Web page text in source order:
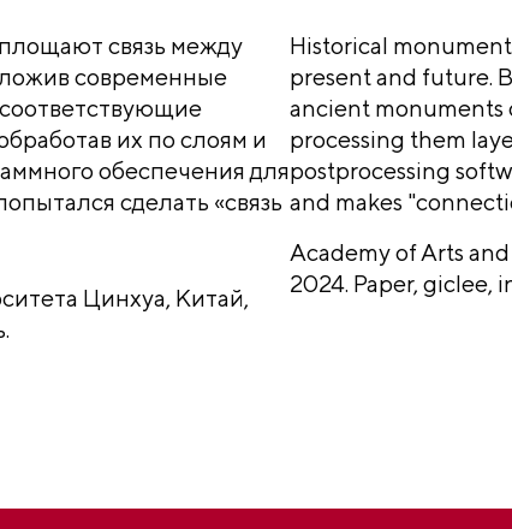
связь между
современные
их по слоям и
обеспечения для
сделать «связь
Цинхуа, Китай,
Historical
present and future.
ancient monuments
processing them
postprocessing
and makes
Academy of Arts
2024. Paper, giclee,